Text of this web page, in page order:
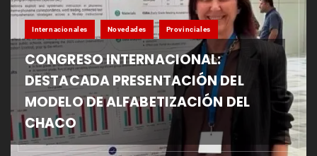
Internacionales Novedades Provinciales
CONGRESO INTERNACIONAL:
DESTACADA PRESENTACIÓN DEL
MODELO DE ALFABETIZACIÓN DEL
CHACO